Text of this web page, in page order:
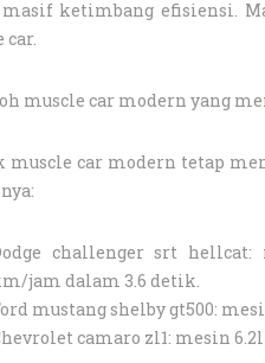
masif ketimbang efisiensi.
car.
muscle car modern yang
muscle car modern tetap
challenger srt hellcat:
jam dalam 3.6 detik.
mustang shelby gt500:
camaro zl1: mesin